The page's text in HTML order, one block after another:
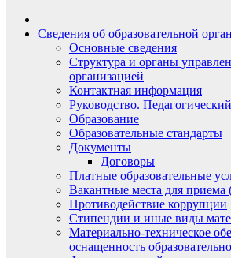
Сведения об образовательной
Основные сведения
Структура и органы
организацией
Контактная информация
Руководство.
Образование
Образовательные стандарты
Документы
Договоры
Платные образовательные
Вакантные места для приема
Противодействие коррупции
Стипендии и иные виды
Материально-техническое
оснащенность